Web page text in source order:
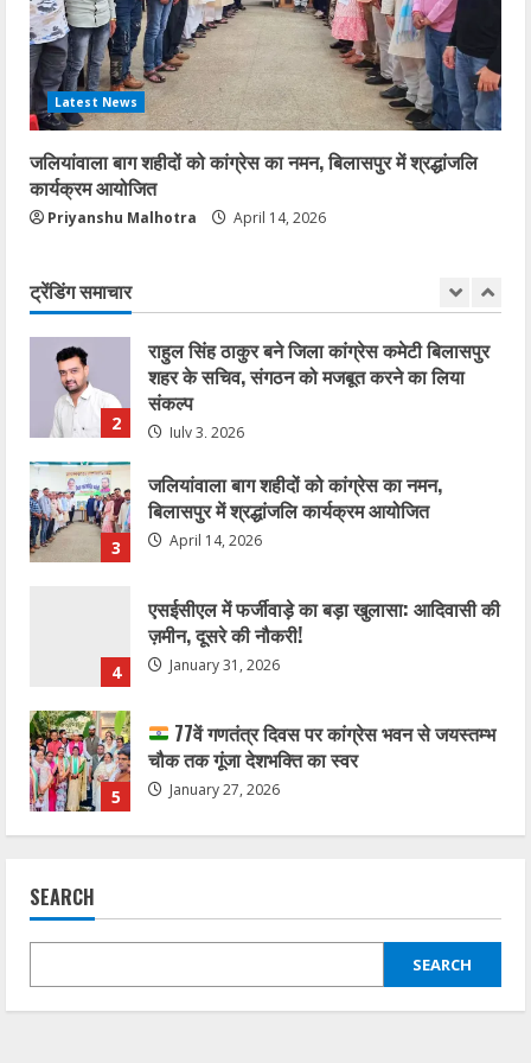
Latest News
जलियांवाला बाग शहीदों को कांग्रेस का नमन, बिलासपुर में श्रद्धांजलि
कार्यक्रम आयोजित
Priyanshu Malhotra April 14, 2026
ट्रेंडिंग समाचार
5
77वें गणतंत्र दिवस पर कांग्रेस भवन से जयस्तम्भ
चौक तक गूंजा देशभक्ति का स्वर
January 27, 2026
1
कोरबा में सोनम वांगचुक के समर्थन में एक दिवसीय
अनशन 20 जुलाई को
2
3
जलियांवाला बाग शहीदों को कांग्रेस का नमन,
बिलासपुर में श्रद्धांजलि कार्यक्रम आयोजित
April 14, 2026
4
एसईसीएल में फर्जीवाड़े का बड़ा खुलासा: आदिवासी की
ज़मीन, दूसरे की नौकरी!
5
77वें गणतंत्र दिवस पर कांग्रेस भवन से जयस्तम्भ
चौक तक गूंजा देशभक्ति का स्वर
1
कोरबा में सोनम वांगचुक के समर्थन में एक दिवसीय
अनशन 20 जुलाई को
2
संकल्प
SEARCH
SEARCH